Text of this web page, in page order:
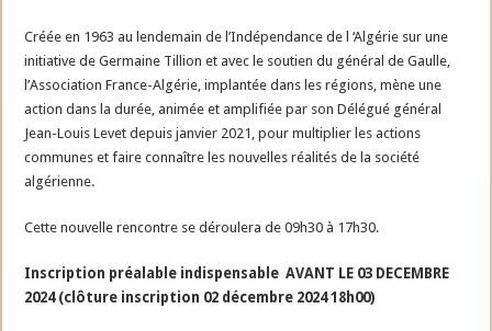
Créée en 1963 au lendemain de l’Indépendance de l ‘Algérie sur une
initiative de Germaine Tillion et avec le soutien du général de Gaulle,
l’Association France-Algérie, implantée dans les régions, mène une
action dans la durée, animée et amplifiée par son Délégué général
Jean-Louis Levet depuis janvier 2021, pour multiplier les actions
communes et faire connaître les nouvelles réalités de la société
algérienne.
Cette nouvelle rencontre se déroulera de 09h30 à 17h30.
Inscription préalable indispensable AVANT LE 03 DECEMBRE
2024 (clôture inscription 02 décembre 2024 18h00)